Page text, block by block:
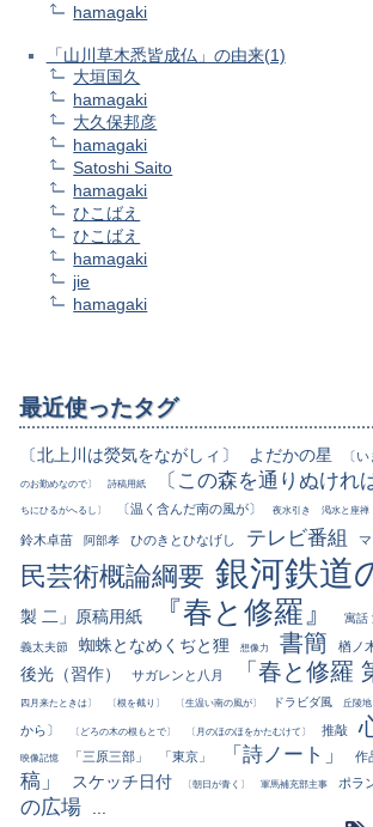
hamagaki
「山川草木悉皆成仏」の由来(1)
大垣国久
hamagaki
大久保邦彦
hamagaki
Satoshi Saito
hamagaki
ひこばえ
ひこばえ
hamagaki
jie
hamagaki
最近使ったタグ
〔北上川は熒気をながしィ〕 よだかの星 〔
のお勤めなので〕 詩稿用紙 〔この森を通りぬけれ
ちにひるがへるし〕 〔温く含んだ南の風が〕 夜水引き 渇水と座禅
鈴木卓苗 阿部孝 ひのきとひなげし テレビ番組
民芸術概論綱要 銀河鉄道
製 二」原稿用紙
『春と修羅』 寓話
義太夫節 蜘蛛となめくぢと狸 想像力 書簡 楢ノ
後光（習作）
サガレンと八月 「春と修羅
四月来たときは〕 〔根を截り〕 〔生温い南の風が〕 ドラビダ風 丘陵
から〕
〔どろの木の根もとで〕 〔月のほのほをかたむけて〕 推敲
映像記憶 「三原三部」 「東京」 「詩ノート」 作
稿」
スケッチ日付 〔朝日が青く〕 軍馬補充部主事 ポラ
の広場